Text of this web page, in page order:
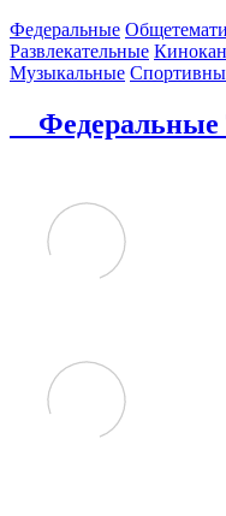
Федеральные
Развлекательные
Музыкальные
Федеральные